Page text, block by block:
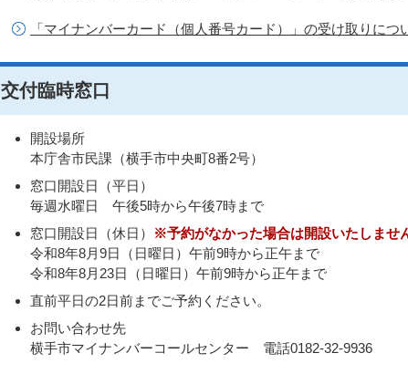
「マイナンバーカード（個人番号カード）」の受け取りにつ
交付臨時窓口
開設場所
本庁舎市民課（横手市中央町8番2号）
窓口開設日（平日）
毎週水曜日 午後5時から午後7時まで
窓口開設日（休日）
※予約がなかった場合は開設いたしませ
令和8年8月9日（日曜日）午前9時から正午まで
令和8年8月23日（日曜日）午前9時から正午まで
直前平日の2日前までご予約ください。
お問い合わせ先
横手市マイナンバーコールセンター 電話0182-32-9936